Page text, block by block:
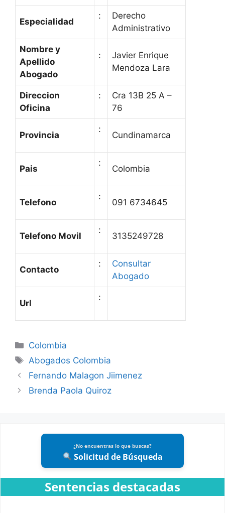
Especialidad
:
Derecho
Administrativo
Nombre y
Apellido
Abogado
:
Javier Enrique
Mendoza Lara
Direccion
Oficina
:
Cra 13B 25 A –
76
Provincia
:
Cundinamarca
Pais
:
Colombia
Telefono
:
091 6734645
Telefono Movil
:
3135249728
Contacto
:
Consultar
Abogado
Url
:
Categories
Colombia
Tags
Abogados Colombia
Fernando Malagon Jiimenez
Brenda Paola Quiroz
¿No encuentras lo que buscas?
Solicitud de Búsqueda
Sentencias destacadas